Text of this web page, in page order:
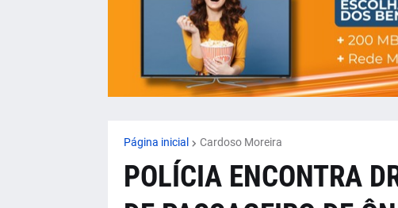
Página inicial Cardoso Moreira
POLÍCIA ENCONTRA